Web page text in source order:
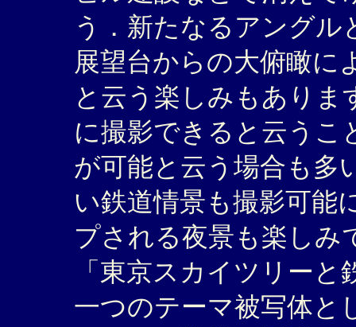
う．新たなるアングル
展望台からの大俯瞰に
と云う楽しみもありま
に撮影できると云うこ
が可能と云う場合も多
い鉄道情景も撮影可能
プされる夜景も楽しみ
「東京スカイツリー
一つのテーマ被写体と